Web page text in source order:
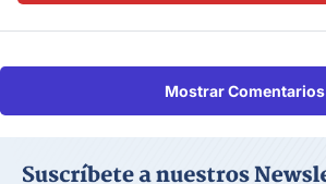
Mostrar Comentarios